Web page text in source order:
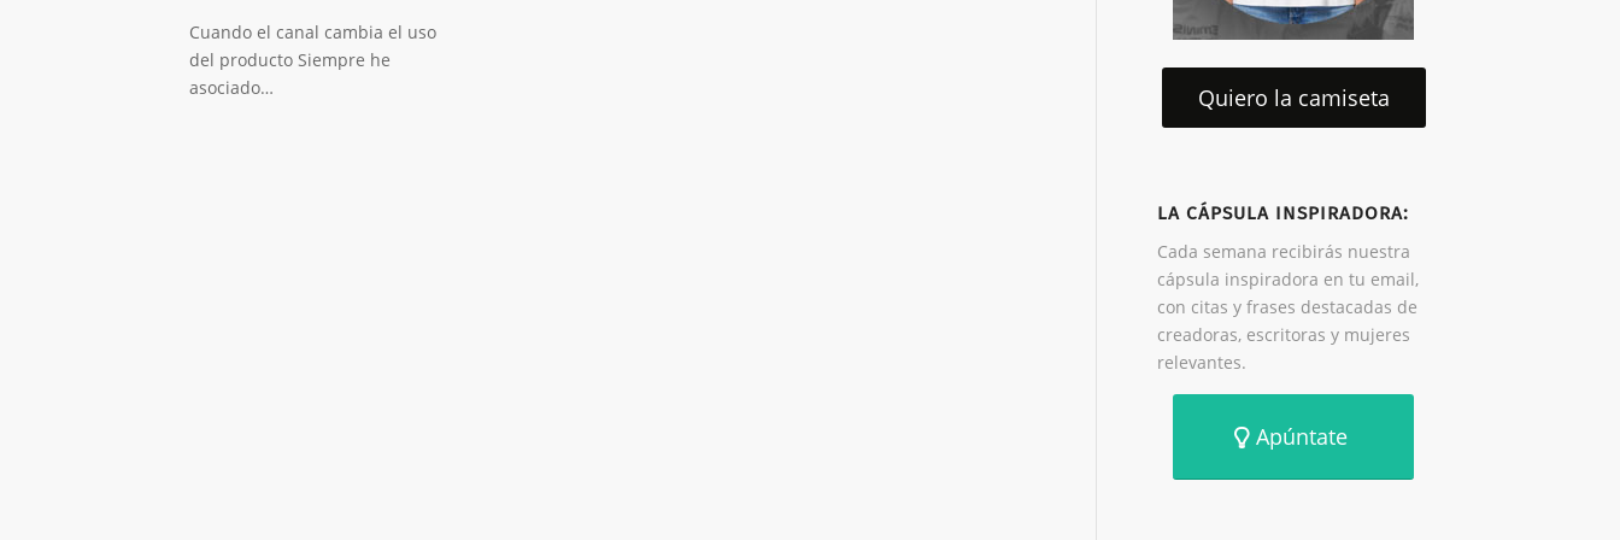
Cuando el canal cambia el uso
del producto Siempre he
asociado…
Quiero la camiseta
LA CÁPSULA INSPIRADORA:
Cada semana recibirás nuestra
cápsula inspiradora en tu email,
con citas y frases destacadas de
creadoras, escritoras y mujeres
relevantes.
Apúntate